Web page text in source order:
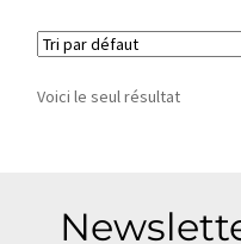
Voici le seul résultat